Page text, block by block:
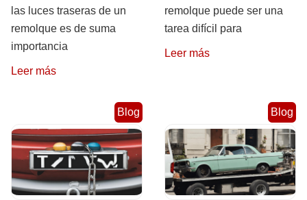
las luces traseras de un
remolque es de suma
importancia
Leer más
remolque puede ser una
tarea difícil para
Leer más
Blog Blog